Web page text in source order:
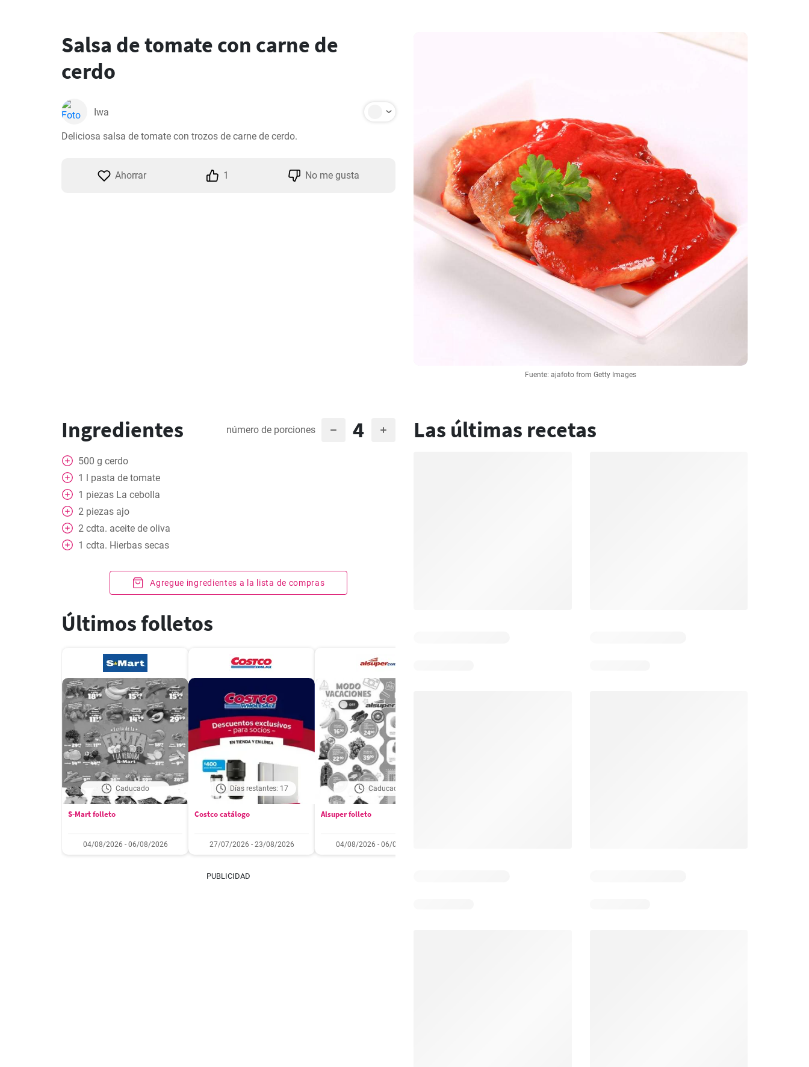
Fuente: ajafoto from Getty Images
Salsa de tomate con carne de
cerdo
Iwa
Deliciosa salsa de tomate con trozos de carne de cerdo.
Ahorrar 1 No me gusta
Ingredientes número de porciones 4
500 g cerdo
1 l pasta de tomate
1 piezas La cebolla
2 piezas ajo
2 cdta. aceite de oliva
1 cdta. Hierbas secas
Agregue ingredientes a la lista de compras
Últimos folletos
Caducado
S-Mart folleto
04/08/2026 - 06/08/2026
Días restantes: 17
Costco catálogo
27/07/2026 - 23/08/2026
Caducado
Alsuper folleto
04/08/2026 - 06/08/2026
PUBLICIDAD
Las últimas recetas